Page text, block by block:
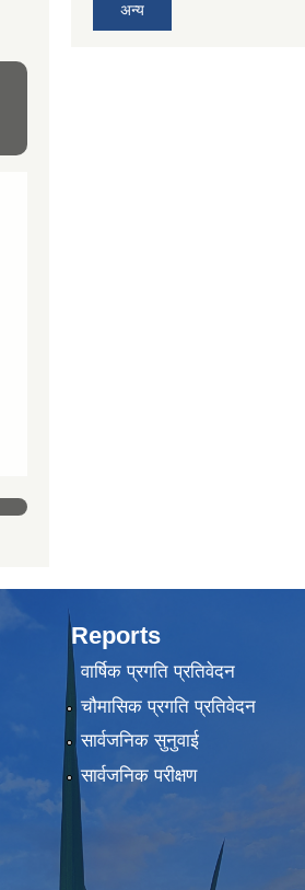
अन्य
Reports
वार्षिक प्रगति प्रतिवेदन
चौमासिक प्रगति प्रतिवेदन
सार्वजनिक सुनुवाई
सार्वजनिक परीक्षण